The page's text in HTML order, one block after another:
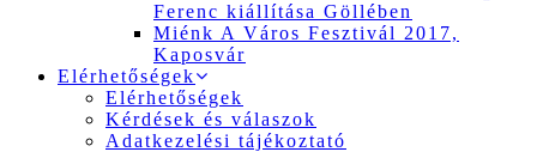
Ferenc kiállítása Göllében
Miénk A Város Fesztivál 2017,
Kaposvár
Elérhetőségek
Elérhetőségek
Kérdések és válaszok
Adatkezelési tájékoztató